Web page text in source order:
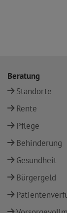
Beratung
Standorte
Rente
Pflege
Behinderung
Gesundheit
Bürgergeld